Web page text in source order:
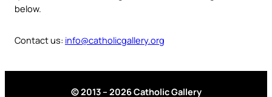
below.
Contact us: info@catholicgallery.org
© 2013 – 2026 Catholic Gallery